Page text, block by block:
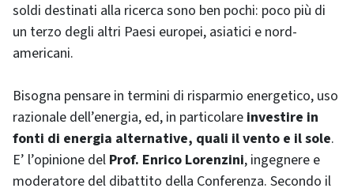
soldi destinati alla ricerca sono ben pochi: poco più di
un terzo degli altri Paesi europei, asiatici e nord-
americani.
Bisogna pensare in termini di risparmio energetico, uso
razionale dell’energia, ed, in particolare investire in
fonti di energia alternative, quali il vento e il sole.
E’ l’opinione del Prof. Enrico Lorenzini, ingegnere e
moderatore del dibattito della Conferenza. Secondo il